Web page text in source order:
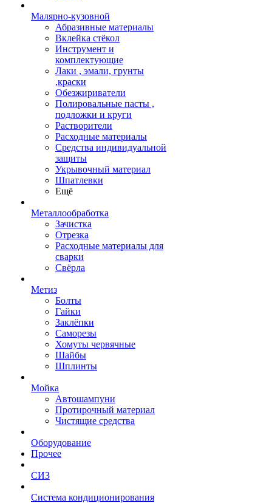
Малярно-кузовной
Абразивные материалы
Вклейка стёкол
Инструмент и
комплектующие
Лаки , эмали, грунты
,краски
Обезжириватели
Полировальные пасты ,
подложки и круги
Растворители
Расходные материалы
Средства индивидуальной
защиты
Укрывочный материал
Шпатлевки
Ещё
Металлообработка
Зачистка
Отрезка
Расходные материалы для
сварки
Свёрла
Метиз
Болты
Гайки
Заклёпки
Саморезы
Хомуты червячные
Шайбы
Шплинты
Мойка
Автошампуни
Протирочный материал
Чистящие средства
Оборудование
Прочее
СИЗ
Система кондиционирования